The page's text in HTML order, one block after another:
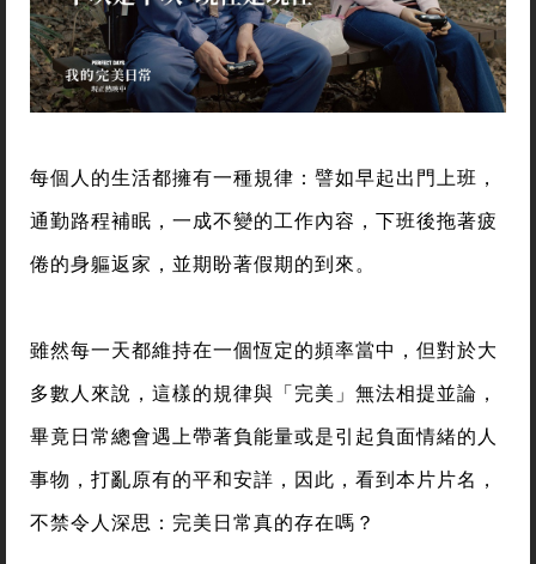
每個人的生活都擁有一種規律：譬如早起出門上班，
通勤路程補眠，一成不變的工作內容，下班後拖著疲
倦的身軀返家，並期盼著假期的到來。
雖然每一天都維持在一個恆定的頻率當中，但對於大
多數人來說，這樣的規律與「完美」無法相提並論，
畢竟日常總會遇上帶著負能量或是引起負面情緒的人
事物，打亂原有的平和安詳，因此，看到本片片名，
不禁令人深思：完美日常真的存在嗎？